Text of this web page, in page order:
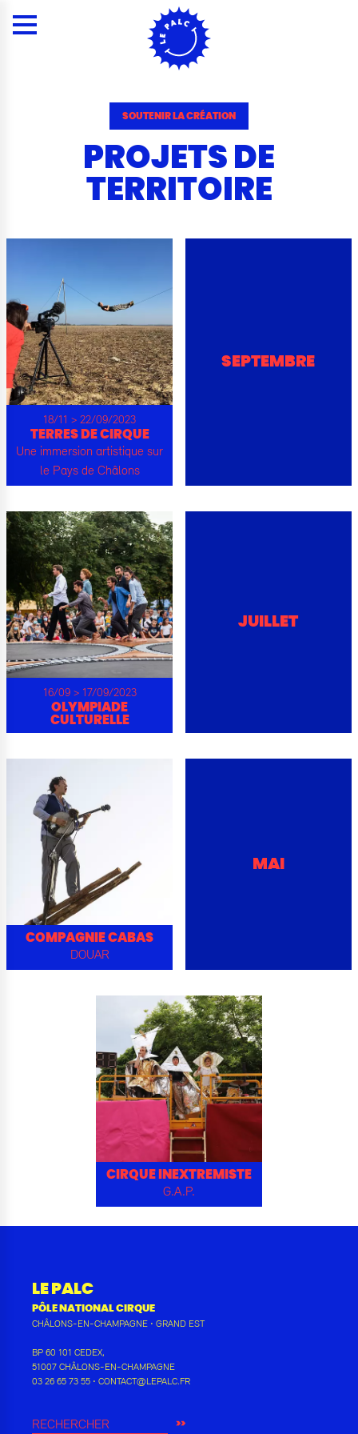
Panneau de gestion des cookies
Menu Rechercher Contacts
SOUTENIR LA CRÉATION
PROJETS DE
TERRITOIRE
18/11 > 22/09/2023
TERRES DE CIRQUE
Une immersion artistique sur
le Pays de Châlons
SEPTEMBRE
16/09 > 17/09/2023
OLYMPIADE
CULTURELLE
JUILLET
COMPAGNIE CABAS
DOUAR
MAI
CIRQUE INEXTREMISTE
G.A.P.
LE PALC
PÔLE NATIONAL CIRQUE
CHÂLONS-EN-CHAMPAGNE • GRAND EST
BP 60 101 CEDEX,
51007 CHÂLONS-EN-CHAMPAGNE
03 26 65 73 55 • CONTACT@LEPALC.FR
RECHERCHER